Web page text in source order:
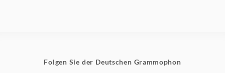
Folgen Sie der Deutschen Grammophon